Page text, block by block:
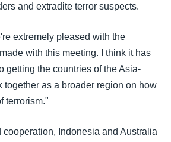
and extradite terror suspects.
extremely pleased with the
with this meeting. I think it has
getting the countries of the Asia-
together as a broader region on how
terrorism."
cooperation, Indonesia and Australia